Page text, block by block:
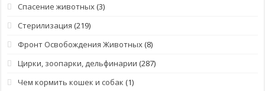
Спасение животных(3)
Стерилизация (219)
Фронт Освобождения Животных(8)
Цирки, зоопарки, дельфинарии (287)
Чем кормить кошек и собак (1)